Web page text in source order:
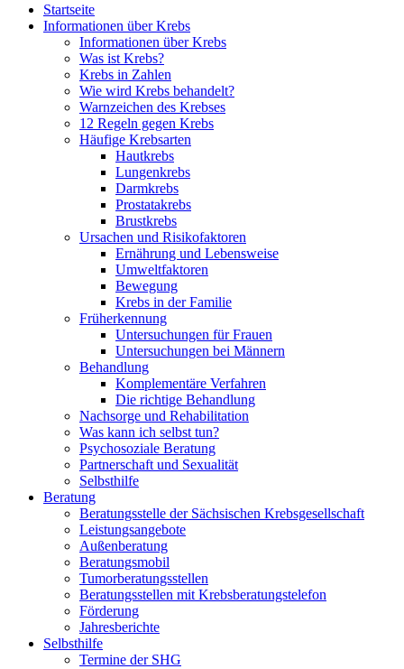
Startseite
Informationen über Krebs
Informationen über Krebs
Was ist Krebs?
Krebs in Zahlen
Wie wird Krebs behandelt?
Warnzeichen des Krebses
12 Regeln gegen Krebs
Häufige Krebsarten
Hautkrebs
Lungenkrebs
Darmkrebs
Prostatakrebs
Brustkrebs
Ursachen und Risikofaktoren
Ernährung und Lebensweise
Umweltfaktoren
Bewegung
Krebs in der Familie
Früherkennung
Untersuchungen für Frauen
Untersuchungen bei Männern
Behandlung
Komplementäre Verfahren
Die richtige Behandlung
Nachsorge und Rehabilitation
Was kann ich selbst tun?
Psychosoziale Beratung
Partnerschaft und Sexualität
Selbsthilfe
Beratung
Beratungsstelle der Sächsischen Krebsgesellschaft
Leistungsangebote
Außenberatung
Beratungsmobil
Tumorberatungsstellen
Beratungsstellen mit Krebsberatungstelefon
Förderung
Jahresberichte
Selbsthilfe
Termine der SHG